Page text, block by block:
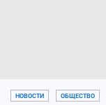
НОВОСТИ ОБЩЕСТВО